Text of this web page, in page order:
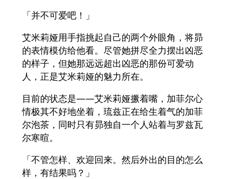
「并不可爱吧！」
艾米莉娅用手指挑起自己的两个外眼角，将昴
的表情模仿给他看。尽管她拼尽全力摆出凶恶
的样子，但她那远远超出凶恶的那份可爱动
人，正是艾米莉娅的魅力所在。
目前的状态是——艾米莉娅撅着嘴，加菲尔心
情极其不好地坐着，琉兹正在给生着气的加菲
尔泡茶，同时只有昴独自一个人站着与罗兹瓦
尔寒暄。
「不管怎样、欢迎回来。然后外出的目的怎么
样，有结果吗？」